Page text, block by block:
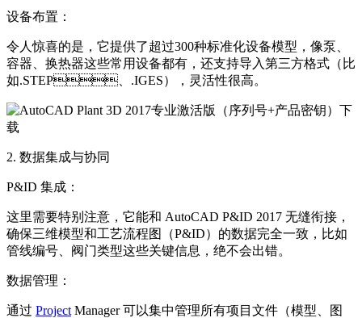
设备布置：
令人惊喜的是，它提供了超过300种标准化设备模型，像泵、
容器、换热器这些常用设备都有，还支持导入第三方格式（比
如.STEP、.IGES），灵活性很高。
2. 数据集成与协同
P&ID 集成：
这里需要特别注意，它能和 AutoCAD P&ID 2017 无缝衔接，
确保三维模型和工艺流程图（P&ID）的数据完全一致，比如
管线编号、阀门类型这些关键信息，绝不会出错。
数据管理：
通过 Project Manager 可以集中管理所有项目文件（模型、图